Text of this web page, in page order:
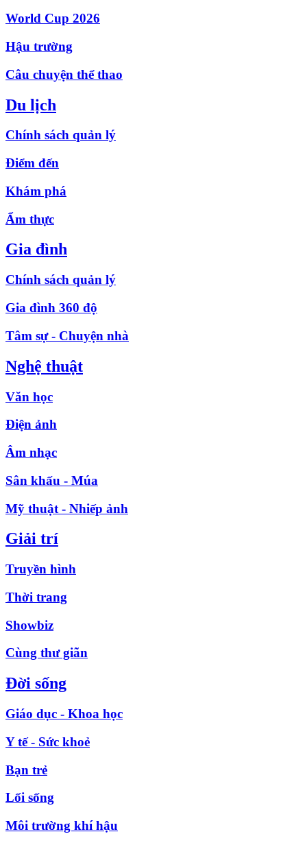
World Cup 2026
Hậu trường
Câu chuyện thể thao
Du lịch
Chính sách quản lý
Điểm đến
Khám phá
Ẩm thực
Gia đình
Chính sách quản lý
Gia đình 360 độ
Tâm sự - Chuyện nhà
Nghệ thuật
Văn học
Điện ảnh
Âm nhạc
Sân khấu - Múa
Mỹ thuật - Nhiếp ảnh
Giải trí
Truyền hình
Thời trang
Showbiz
Cùng thư giãn
Đời sống
Giáo dục - Khoa học
Y tế - Sức khoẻ
Bạn trẻ
Lối sống
Môi trường khí hậu